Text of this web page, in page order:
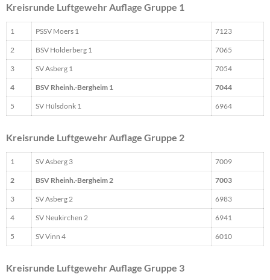
Kreisrunde Luftgewehr Auflage Gruppe 1
1 PSSV Moers 1 7123
2 BSV Holderberg 1 7065
3 SV Asberg 1 7054
4 BSV Rheinh.-Bergheim 1 7044
5 SV Hülsdonk 1 6964
Kreisrunde Luftgewehr Auflage Gruppe 2
1 SV Asberg 3 7009
2 BSV Rheinh.-Bergheim 2 7003
3 SV Asberg 2 6983
4 SV Neukirchen 2 6941
5 SV Vinn 4 6010
Kreisrunde Luftgewehr Auflage Gruppe 3